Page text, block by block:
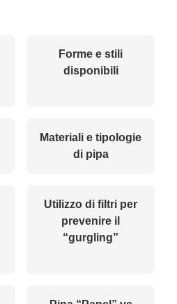
Forme e stili
disponibili
Materiali e tipologie
di pipa
Utilizzo di filtri per
prevenire il
“gurgling”